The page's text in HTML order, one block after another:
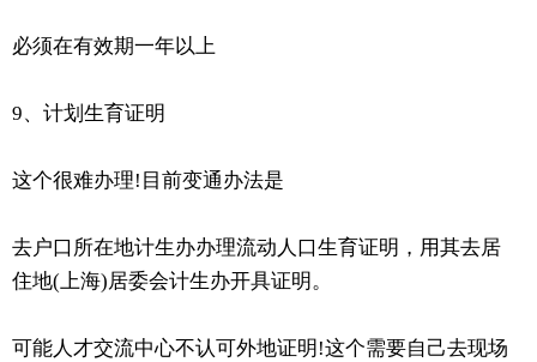
必须在有效期一年以上
9、计划生育证明
这个很难办理!目前变通办法是
去户口所在地计生办办理流动人口生育证明，用其去居
住地(上海)居委会计生办开具证明。
可能人才交流中心不认可外地证明!这个需要自己去现场